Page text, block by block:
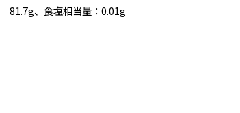
81.7g、食塩相当量：0.01g